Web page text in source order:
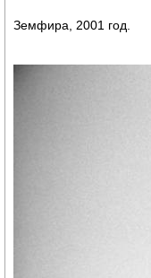
Земфира, 2001 год.